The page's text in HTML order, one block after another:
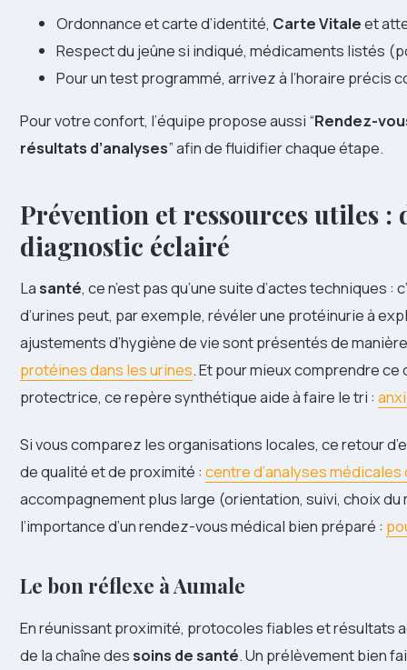
Ordonnance et carte d’identité, Carte Vitaleet
Respect du jeûne si indiqué, médicaments listés
Pour un test programmé, arrivez à l’horaire précis
Pour votre confort, l’équipe propose aussi “Rendez-
résultats d’analyses” afin de fluidifier chaque étape.
Prévention et ressources utiles :
diagnostic éclairé
Lasanté, ce n’est pas qu’une suite d’actes techniques
d’urines peut, par exemple, révéler une protéinurie à
ajustements d’hygiène de vie sont présentés de
protéines dans les urines. Et pour mieux comprendre
protectrice, ce repère synthétique aide à faire le tri :
Si vous comparez les organisations locales, ce retour
de qualité et de proximité : centre d’analyses
accompagnement plus large (orientation, suivi, choix
l’importance d’un rendez-vous médical bien préparé :
Le bon réflexe à Aumale
En réunissant proximité, protocoles fiables et résultats
de la chaîne dessoins de santé. Un prélèvement bien